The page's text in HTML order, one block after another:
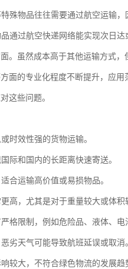
殊物品往往需要通过航空运输，
通过航空快递网络能实现次日达
。虽然成本高于其他运输方式，
面的专业化程度不断提升，应
这些问题。
时效性强的货物运输。
际和国内的长距离快速寄送。
合运输高价值或易损物品。
高，尤其是对于重量较大或体积
格限制，例如危险品、液体、电
劣天气可能导致航班延误或取消
较大，不符合绿色物流的发展趋